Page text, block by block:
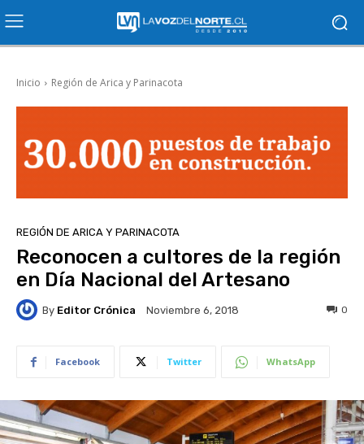
Inicio Región de Arica y Parinacota
REGIÓN DE ARICA Y PARINACOTA
Reconocen a cultores de la región
en Día Nacional del Artesano
By Editor Crónica Noviembre 6, 2018 0
Facebook Twitter WhatsApp